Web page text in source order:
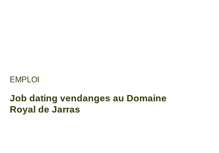
EMPLOI
Job dating vendanges au Domaine
Royal de Jarras